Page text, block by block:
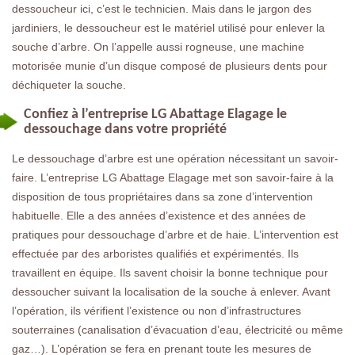
dessoucheur ici, c’est le technicien. Mais dans le jargon des
jardiniers, le dessoucheur est le matériel utilisé pour enlever la
souche d’arbre. On l’appelle aussi rogneuse, une machine
motorisée munie d’un disque composé de plusieurs dents pour
déchiqueter la souche.
Confiez à l’entreprise LG Abattage Elagage le
dessouchage dans votre propriété
Le dessouchage d’arbre est une opération nécessitant un savoir-
faire. L’entreprise LG Abattage Elagage met son savoir-faire à la
disposition de tous propriétaires dans sa zone d’intervention
habituelle. Elle a des années d’existence et des années de
pratiques pour dessouchage d’arbre et de haie. L’intervention est
effectuée par des arboristes qualifiés et expérimentés. Ils
travaillent en équipe. Ils savent choisir la bonne technique pour
dessoucher suivant la localisation de la souche à enlever. Avant
l’opération, ils vérifient l’existence ou non d’infrastructures
souterraines (canalisation d’évacuation d’eau, électricité ou même
gaz…). L’opération se fera en prenant toute les mesures de